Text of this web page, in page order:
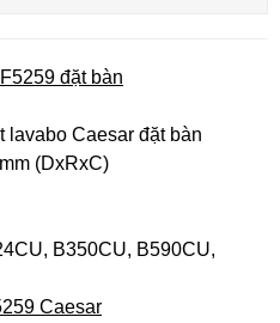
đặt bàn
lavabo Caesar đặt bàn
(DxRxC)
B350CU, B590CU,
Caesar